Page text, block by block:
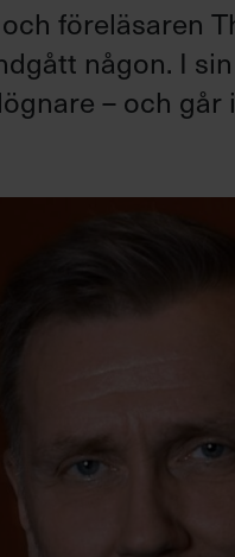
föreläsaren
någon. I
– och